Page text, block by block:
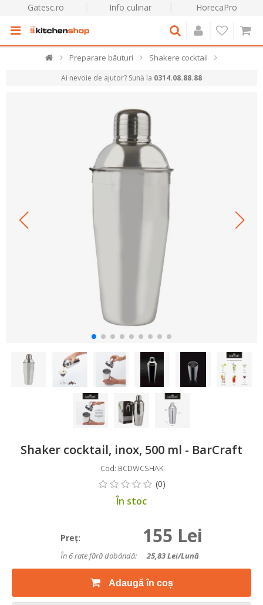
Gatesc.ro Info culinar HorecaPro
Preparare băuturi Shakere cocktail
Ai nevoie de ajutor? Sună la 0314.08.88.88
Shaker cocktail, inox, 500 ml - BarCraft
Cod: BCDWCSHAK
În stoc
Preţ: 155 Lei
În 6 rate fără dobândă: 25,83Lei/lună
Adaugă în coș